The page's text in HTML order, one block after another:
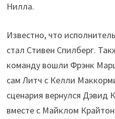
Нилла.
Известно, что
стал Стивен Спилберг.
команду вошли Фрэнк
сам Литч с Келли
сценария вернулся Дэвид
вместе с Майклом